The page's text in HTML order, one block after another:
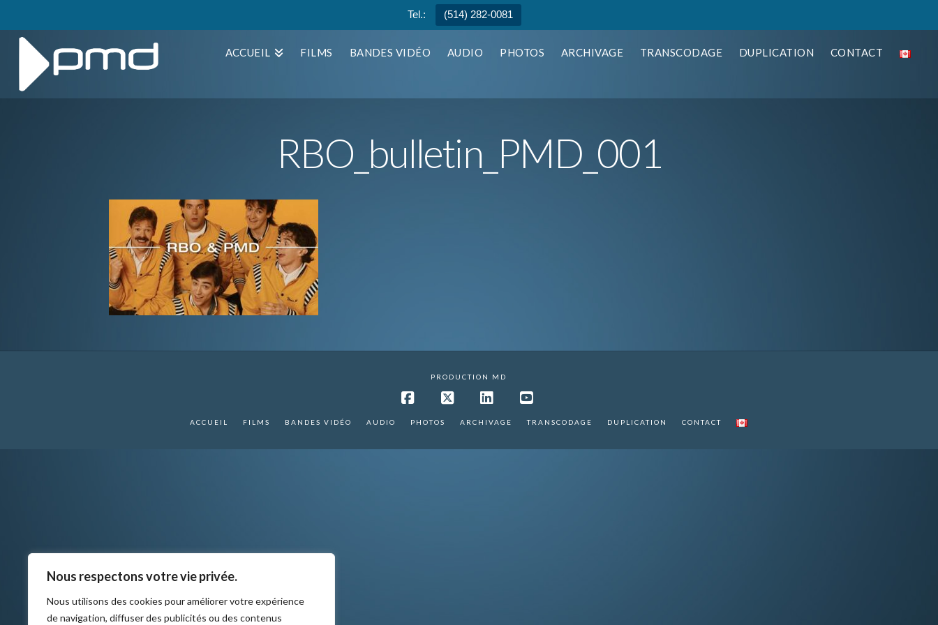
Tel.: (514) 282-0081
Nous respectons votre vie privée.
Nous utilisons des cookies pour améliorer votre expérience
de navigation, diffuser des publicités ou des contenus
ACCUEIL FILMS BANDES VIDÉO AUDIO PHOTOS ARCHIVAGE TRANSCODAGE DUPLICATION CONTACT
RBO_bulletin_PMD_001
PRODUCTION MD
ACCUEIL FILMS BANDES VIDÉO AUDIO PHOTOS ARCHIVAGE TRANSCODAGE DUPLICATION CONTACT